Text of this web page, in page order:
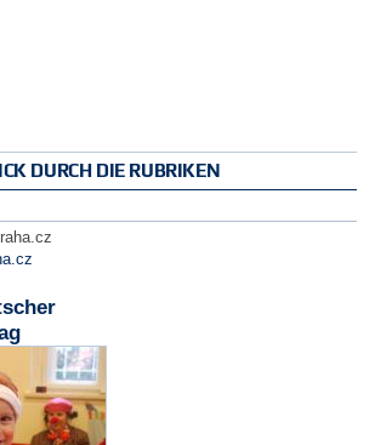
DURCH DIE RUBRIKEN